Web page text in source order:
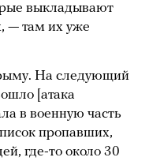
выкладывают
— там их уже
На следующий
[атака
в военную часть
пропавших,
где-то около 30